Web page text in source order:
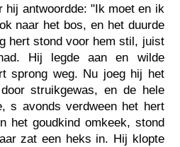
hij antwoordde: "Ik moet en ik
naar het bos, en het duurde
hert stond voor hem stil, juist
Hij legde aan en wilde
sprong weg. Nu joeg hij het
struikgewas, en de hele
s avonds verdween het hert
het goudkind omkeek, stond
zat een heks in. Hij klopte